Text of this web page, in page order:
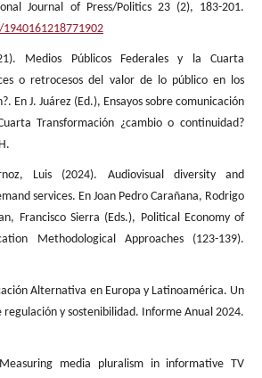
Journal of Press/Politics 23 (2), 183-201.
Medios Públicos Federales y la Cuarta
o retrocesos del valor de lo público en los
En J. Juárez (Ed.), Ensayos sobre comunicación
Transformación ¿cambio o continuidad?
Luis (2024). Audiovisual diversity and
services. En Joan Pedro Carañana, Rodrigo
Francisco Sierra (Eds.), Political Economy of
Methodological Approaches (123-139).
Alternativa en Europa y Latinoamérica. Un
y sostenibilidad. Informe Anual 2024.
media pluralism in informative TV